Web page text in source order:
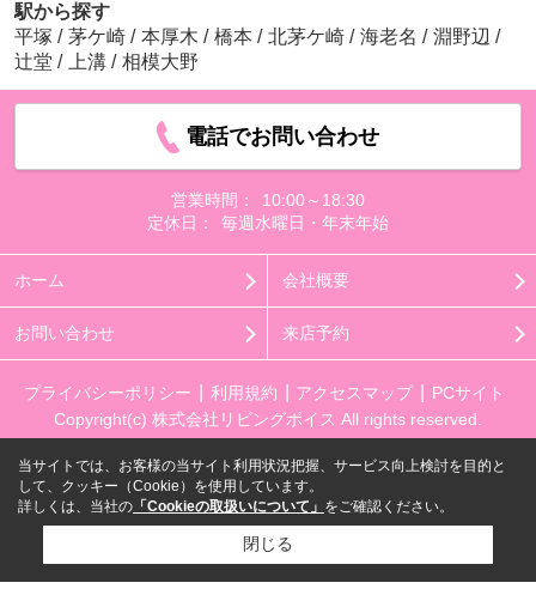
駅から探す
平塚 / 茅ケ崎 / 本厚木 / 橋本 / 北茅ケ崎 / 海老名 / 淵野辺 /
辻堂 / 上溝 / 相模大野
電話でお問い合わせ
営業時間：
10:00～18:30
定休日：
毎週水曜日・年末年始
ホーム 会社概要
お問い合わせ 来店予約
プライバシーポリシー 利用規約 アクセスマップ
PCサイト
Copyright(c) 株式会社リビングボイス All rights reserved.
当サイトでは、お客様の当サイト利用状況把握、サービス向上検討を目的と
して、クッキー（Cookie）を使用しています。
詳しくは、当社の 「Cookieの取扱いについて」 をご確認ください。
閉じる